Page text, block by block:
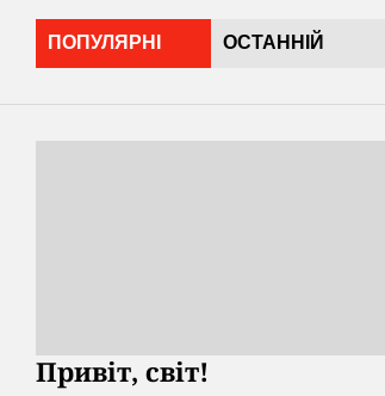
ПОПУЛЯРНІ ОСТАННІЙ
Привіт, світ!